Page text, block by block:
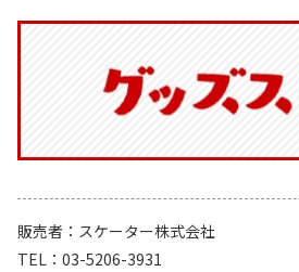
販売者
スケーター株式会社
TEL
03-5206-3931